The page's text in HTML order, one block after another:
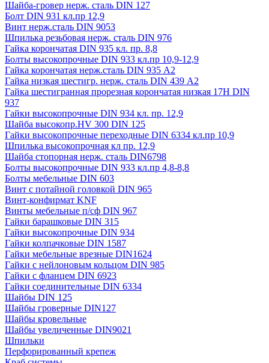
Шайба-гровер нерж. сталь DIN 127
Болт DIN 931 кл.пр 12,9
Винт нерж.сталь DIN 9053
Шпилька резьбовая нерж. сталь DIN 976
Гайка корончатая DIN 935 кл. пр. 8,8
Болты высокопрочные DIN 933 кл.пр 10,9-12,9
Гайка корончатая нерж.сталь DIN 935 А2
Гайка низкая шестигр. нерж. сталь DIN 439 А2
Гайка шестигранная прорезная корончатая низкая 17H DIN
937
Гайки высокопрочные DIN 934 кл. пр. 12,9
Шайба высокопр.HV 300 DIN 125
Гайки высокопрочные переходные DIN 6334 кл.пр 10,9
Шпилька высокопрочная кл пр. 12,9
Шайба стопорная нерж. сталь DIN6798
Болты высокопрочные DIN 933 кл.пр 4,8-8,8
Болты мебельные DIN 603
Винт с потайной головкой DIN 965
Винт-конфирмат KNF
Винты мебельные п/сф DIN 967
Гайки барашковые DIN 315
Гайки высокопрочные DIN 934
Гайки колпачковые DIN 1587
Гайки мебельные врезные DIN1624
Гайки с нейлоновым кольцом DIN 985
Гайки с фланцем DIN 6923
Гайки соединительные DIN 6334
Шайбы DIN 125
Шайбы гроверные DIN127
Шайбы кровельные
Шайбы увеличенные DIN9021
Шпильки
Перфорированный крепеж